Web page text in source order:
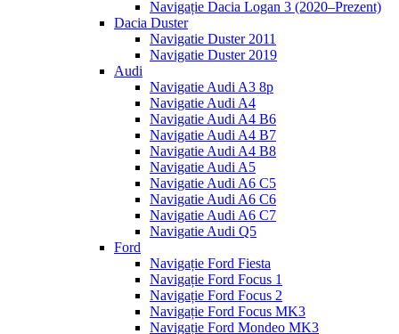
Navigație Dacia Logan 3 (2020–Prezent)
Dacia Duster
Navigatie Duster 2011
Navigatie Duster 2019
Audi
Navigatie Audi A3 8p
Navigatie Audi A4
Navigatie Audi A4 B6
Navigatie Audi A4 B7
Navigatie Audi A4 B8
Navigatie Audi A5
Navigatie Audi A6 C5
Navigatie Audi A6 C6
Navigatie Audi A6 C7
Navigatie Audi Q5
Ford
Navigație Ford Fiesta
Navigație Ford Focus 1
Navigație Ford Focus 2
Navigație Ford Focus MK3
Navigație Ford Mondeo MK3